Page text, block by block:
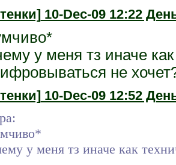
10-Dec-09 12:22
у меня тз иначе
не
10-Dec-09 12:52
у меня тз иначе как